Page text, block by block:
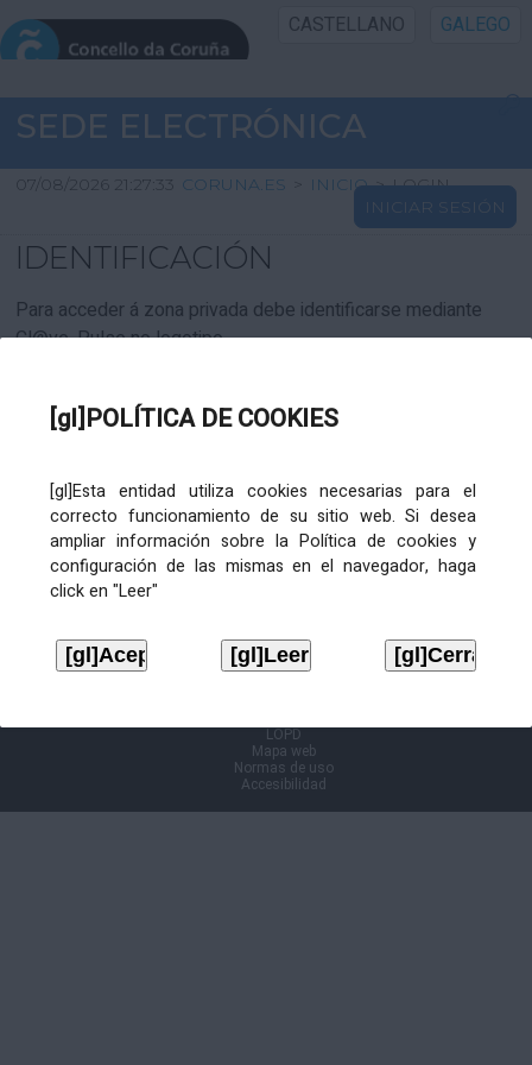
[gl]POLÍTICA DE COOKIES
[gl]Esta entidad utiliza cookies necesarias para el
correcto funcionamiento de su sitio web. Si desea
ampliar información sobre la Política de cookies y
configuración de las mismas en el navegador, haga
click en "Leer"
CASTELLANO GALEGO
INICIO SEDE
INICIO
INFORMACIÓN PÚBLICA
CARTAFOL CIDADÁN
SEDE ELECTRÓNICA
07/08/2026 21:27:33 CORUNA.ES > INICIO > LOGIN
INICIAR SESIÓN
IDENTIFICACIÓN
Para acceder á zona privada debe identificarse mediante
Cl@ve. Pulse no logotipo
LOPD
Mapa web
Normas de uso
Accesibilidad